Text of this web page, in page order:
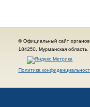
© Официальный сайт органов
184250, Мурманская
Политика